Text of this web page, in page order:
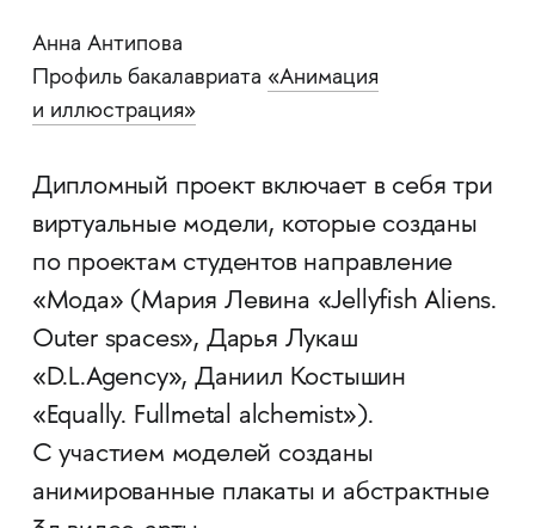
Анна Антипова
Профиль бакалавриата «Анимация
и иллюстрация»
Дипломный проект включает в себя три
виртуальные модели, которые созданы
по проектам студентов направление
«Мода» (Мария Левина «Jellyfish Aliens.
Outer spaces», Дарья Лукаш
«D.L.Agency», Даниил Костышин
«Equally. Fullmetal alchemist»).
С участием моделей созданы
анимированные плакаты и абстрактные